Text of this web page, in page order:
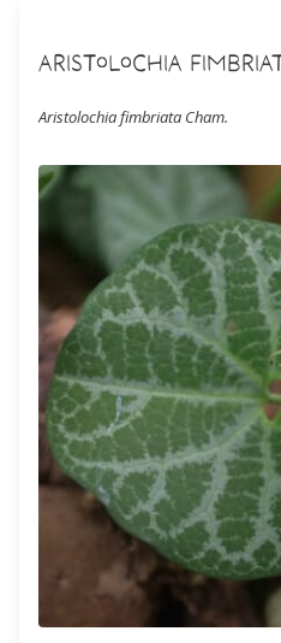
Aristolochia
Aristolochia fimbriata Cham.